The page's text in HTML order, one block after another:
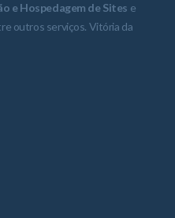
e Hospedagem de Sites e
outros serviços. Vitória da